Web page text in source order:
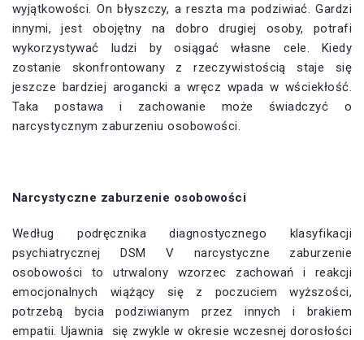
wyjątkowości. On błyszczy, a reszta ma podziwiać. Gardzi
innymi, jest obojętny na dobro drugiej osoby, potrafi
wykorzystywać ludzi by osiągać własne cele. Kiedy
zostanie skonfrontowany z rzeczywistością staje się
jeszcze bardziej arogancki a wręcz wpada w wściekłość.
Taka postawa i zachowanie może świadczyć o
narcystycznym zaburzeniu osobowości.
Narcystyczne zaburzenie osobowości
Według podręcznika diagnostycznego klasyfikacji
psychiatrycznej DSM V narcystyczne zaburzenie
osobowości to utrwalony wzorzec zachowań i reakcji
emocjonalnych wiążący się z poczuciem wyższości,
potrzebą bycia podziwianym przez innych i brakiem
empatii. Ujawnia się zwykle w okresie wczesnej dorosłości